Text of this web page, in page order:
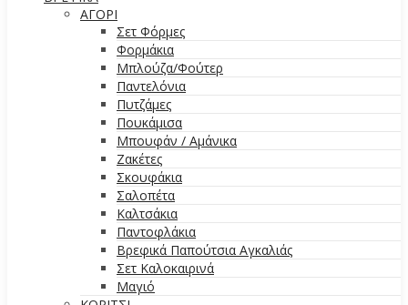
ΑΓΟΡΙ
Σετ Φόρμες
Φορμάκια
Μπλούζα/Φούτερ
Παντελόνια
Πυτζάμες
Πουκάμισα
Μπουφάν / Αμάνικα
Ζακέτες
Σκουφάκια
Σαλοπέτα
Καλτσάκια
Παντοφλάκια
Βρεφικά Παπούτσια Αγκαλιάς
Σετ Καλοκαιρινά
Μαγιό